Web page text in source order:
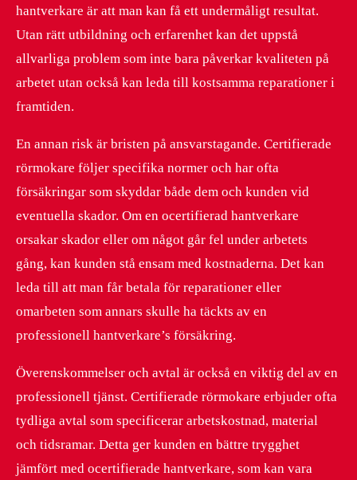
hantverkare är att man kan få ett undermåligt resultat.
Utan rätt utbildning och erfarenhet kan det uppstå
allvarliga problem som inte bara påverkar kvaliteten på
arbetet utan också kan leda till kostsamma reparationer i
framtiden.
En annan risk är bristen på ansvarstagande. Certifierade
rörmokare följer specifika normer och har ofta
försäkringar som skyddar både dem och kunden vid
eventuella skador. Om en ocertifierad hantverkare
orsakar skador eller om något går fel under arbetets
gång, kan kunden stå ensam med kostnaderna. Det kan
leda till att man får betala för reparationer eller
omarbeten som annars skulle ha täckts av en
professionell hantverkare’s försäkring.
Överenskommelser och avtal är också en viktig del av en
professionell tjänst. Certifierade rörmokare erbjuder ofta
tydliga avtal som specificerar arbetskostnad, material
och tidsramar. Detta ger kunden en bättre trygghet
jämfört med ocertifierade hantverkare, som kan vara